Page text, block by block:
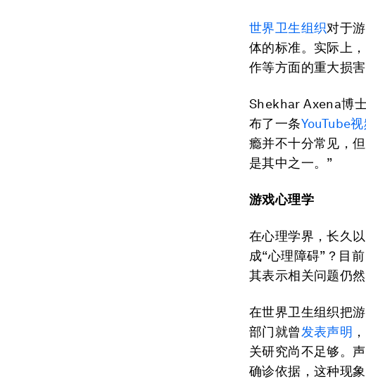
世界卫生组织对于
体的标准。实际上
作等方面的重大损
Shekhar Axena博
布了一条YouTube
瘾并不十分常见，
是其中之一。”
游戏心理学
在心理学界，长久
成“心理障碍”？目
其表示相关问题仍然
在世界卫生组织把
部门就曾发表声明
关研究尚不足够。
确诊依据，这种现